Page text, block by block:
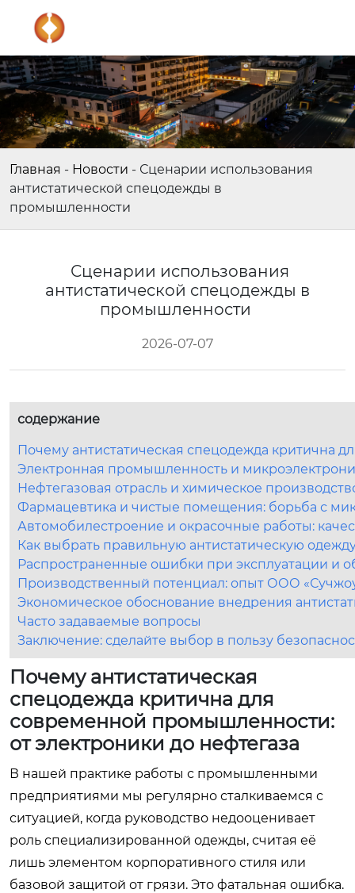
Главная - Новости - Сценарии использования
антистатической спецодежды в
промышленности
Сценарии использования
антистатической спецодежды в
промышленности
2026-07-07
содержание
Почему антистатическая спецодежда критична
Электронная промышленность и
Нефтегазовая отрасль и химическое
Фармацевтика и чистые помещения: борьба с
Автомобилестроение и окрасочные работы:
Как выбрать правильную антистатическую
Распространенные ошибки при эксплуатации и
Производственный потенциал: опыт ООО
Экономическое обоснование внедрения
Часто задаваемые вопросы
Заключение: сделайте выбор в пользу
Почему антистатическая
спецодежда критична для
современной промышленности:
от электроники до нефтегаза
В нашей практике работы с промышленными
предприятиями мы регулярно сталкиваемся с
ситуацией, когда руководство недооценивает
роль специализированной одежды, считая её
лишь элементом корпоративного стиля или
базовой защитой от грязи. Это фатальная ошибка.